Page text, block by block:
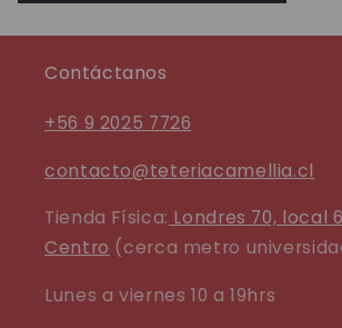
Contáctanos
+56 9 2025 7726
contacto@teteriacamellia.cl
Tienda Física: Londres 70, local
Centro (cerca metro
Lunes a viernes 10 a 19hrs